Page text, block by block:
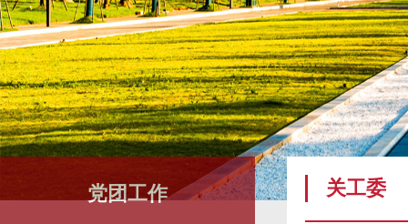
党团工作 关工委